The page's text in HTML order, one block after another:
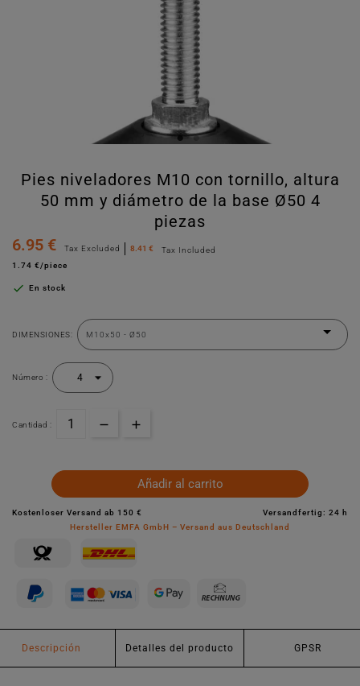
Pies niveladores M10 con tornillo, altura
50 mm y diámetro de la base Ø50 4
piezas
6.95 €
Tax Excluded 8.41 €
Tax Included
1.74 €/piece
 En stock
DIMENSIONES:
Número :
Cantidad :
Añadir al carrito
Kostenloser Versand ab 150 €
Versandfertig: 24 h
Hersteller EMFA GmbH – Versand aus Deutschland
Descripción Detalles del producto GPSR